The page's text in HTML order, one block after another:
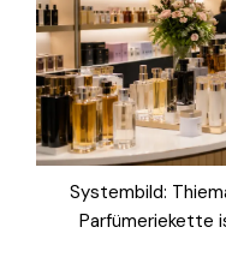
Systembild:
Parfümeriekette